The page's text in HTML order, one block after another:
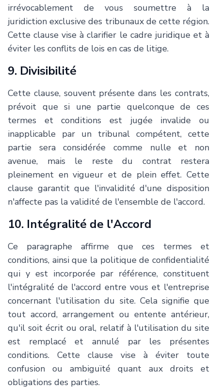
irrévocablement de vous soumettre à la
juridiction exclusive des tribunaux de cette région.
Cette clause vise à clarifier le cadre juridique et à
éviter les conflits de lois en cas de litige.
9. Divisibilité
Cette clause, souvent présente dans les contrats,
prévoit que si une partie quelconque de ces
termes et conditions est jugée invalide ou
inapplicable par un tribunal compétent, cette
partie sera considérée comme nulle et non
avenue, mais le reste du contrat restera
pleinement en vigueur et de plein effet. Cette
clause garantit que l'invalidité d'une disposition
n'affecte pas la validité de l'ensemble de l'accord.
10. Intégralité de l'Accord
Ce paragraphe affirme que ces termes et
conditions, ainsi que la politique de confidentialité
qui y est incorporée par référence, constituent
l'intégralité de l'accord entre vous et l'entreprise
concernant l'utilisation du site. Cela signifie que
tout accord, arrangement ou entente antérieur,
qu'il soit écrit ou oral, relatif à l'utilisation du site
est remplacé et annulé par les présentes
conditions. Cette clause vise à éviter toute
confusion ou ambiguïté quant aux droits et
obligations des parties.